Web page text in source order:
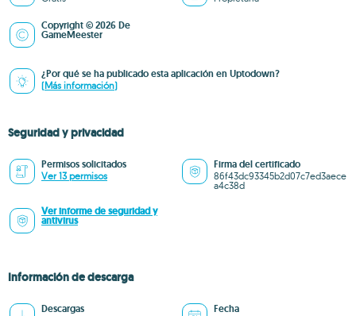
Copyright © 2026 De
GameMeester
¿Por qué se ha publicado esta aplicación en Uptodown?
(Más información)
Seguridad y privacidad
Permisos solicitados
Ver 13 permisos
Firma del certificado
86f43dc93345b2d07c7ed3aece
a4c38d
Ver informe de seguridad y
antivirus
Información de descarga
Descargas Fecha